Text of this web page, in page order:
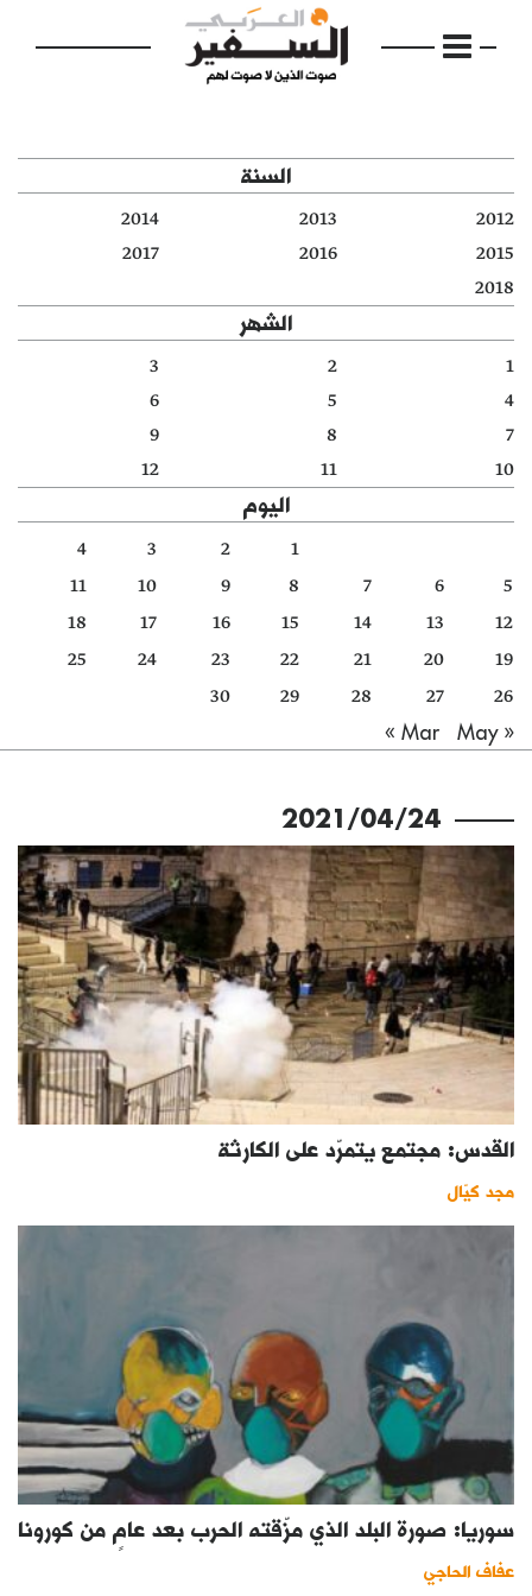
الرئيسية
مواضيع
دفاتر
الأرشيف
السنة
2012
2013
2014
2015
2016
2017
2018
الشهر
1
2
3
4
5
6
7
8
9
10
11
12
اليوم
1
2
3
4
5
6
7
8
9
10
11
12
13
14
15
16
17
18
19
20
21
22
23
24
25
26
27
28
29
30
« Mar
May »
2021/04/24
القدس: مجتمع يتمرّد على الكارثة
مجد كيّال
سوريا: صورة البلد الذي مزّقته الحرب بعد عامٍ من كورونا
عفاف الحاجي